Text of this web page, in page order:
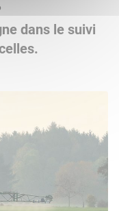
dans le suivi